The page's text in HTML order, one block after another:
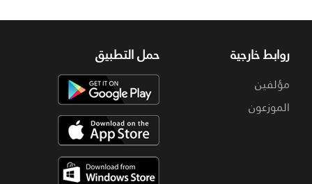
روابط خارجية
مؤلفين
الموزعون
حمل التطبيق